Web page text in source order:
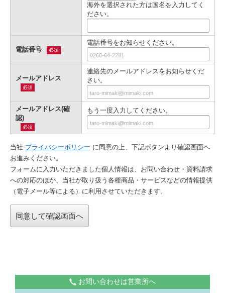
海外を選択された方は国名を入力してく
ださい。
電話番号 必須
電話番号をお知らせください。
メールアドレス
必須
連絡先のメールアドレスをお知らせくだ
さい。
メールアドレス(確
認)
必須
もう一度入力してください。
当社 プライバシーポリシー に同意の上、下記ボタンより確認画⾯へ
お進みください。
フォームに入力いただきました個人情報は、お問い合わせ・資料請求
への対応のほか、当社が取り扱う各種商品・サービスなどの情報提供
（電子メール等による）に利用させていただきます。
お問い合わせは営業所へ